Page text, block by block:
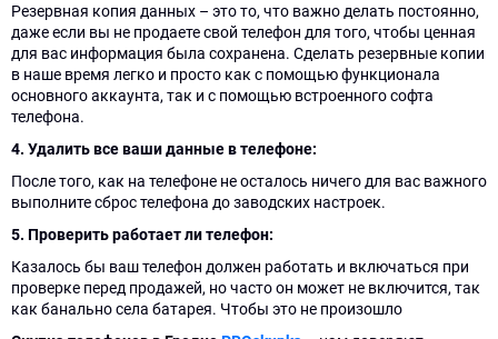
Резервная копия данных – это то, что важно делать постоянно,
даже если вы не продаете свой телефон для того, чтобы ценная
для вас информация была сохранена. Сделать резервные копии
в наше время легко и просто как с помощью функционала
основного аккаунта, так и с помощью встроенного софта
телефона.
4. Удалить все ваши данные в телефоне:
После того, как на телефоне не осталось ничего для вас важного
выполните сброс телефона до заводских настроек.
5. Проверить работает ли телефон:
Казалось бы ваш телефон должен работать и включаться при
проверке перед продажей, но часто он может не включится, так
как банально села батарея. Чтобы это не произошло
обработку
персональных
данных
на
обработку
персональных
данных